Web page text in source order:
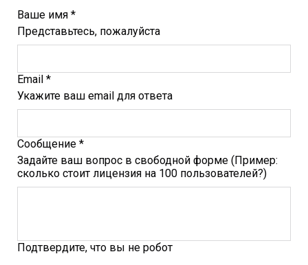
Ваше имя *
Представьтесь, пожалуйста
Email *
Укажите ваш email для ответа
Сообщение *
Задайте ваш вопрос в свободной форме (Пример:
сколько стоит лицензия на 100 пользователей?)
Подтвердите, что вы не робот